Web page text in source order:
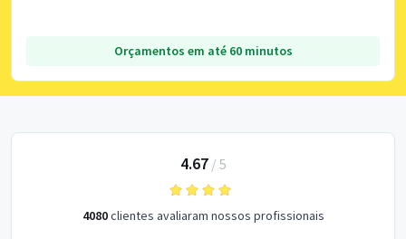
Orçamentos em até 60 minutos
4.67/ 5
4080clientes avaliaram nossos profissionais